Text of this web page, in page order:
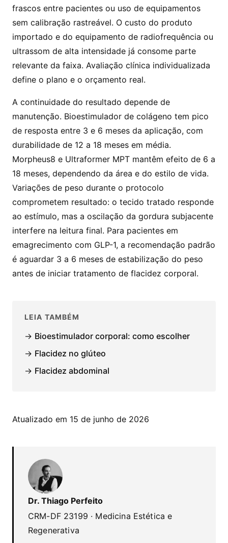
frascos entre pacientes ou uso de equipamentos
sem calibração rastreável. O custo do produto
importado e do equipamento de radiofrequência ou
ultrassom de alta intensidade já consome parte
relevante da faixa. Avaliação clínica individualizada
define o plano e o orçamento real.
A continuidade do resultado depende de
manutenção. Bioestimulador de colágeno tem pico
de resposta entre 3 e 6 meses da aplicação, com
durabilidade de 12 a 18 meses em média.
Morpheus8 e Ultraformer MPT mantêm efeito de 6 a
18 meses, dependendo da área e do estilo de vida.
Variações de peso durante o protocolo
comprometem resultado: o tecido tratado responde
ao estímulo, mas a oscilação da gordura subjacente
interfere na leitura final. Para pacientes em
emagrecimento com GLP-1, a recomendação padrão
é aguardar 3 a 6 meses de estabilização do peso
antes de iniciar tratamento de flacidez corporal.
LEIA TAMBÉM
→ Bioestimulador corporal: como escolher
→ Flacidez no glúteo
→ Flacidez abdominal
Atualizado em 15 de junho de 2026
Dr. Thiago Perfeito
CRM-DF 23199 · Medicina Estética e
Regenerativa